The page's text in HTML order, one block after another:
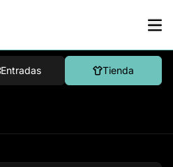
Entradas Tienda